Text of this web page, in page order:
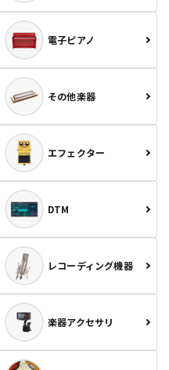
電子ピアノ
その他楽器
エフェクター
DTM
レコーディング機器
楽器アクセサリ